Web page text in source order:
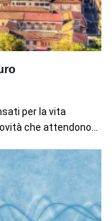
per la vita
che attendono...